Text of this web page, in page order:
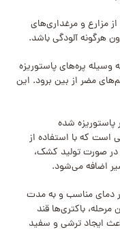
مزارع و مرغداری‌های
هرگونه آلودگی باشد.
وسیله پره‌های پاستوریزه
مضر از بین برود. این
پاستوریزه شده
است که با استفاده از
در صورت تولید کشک،
اضافه می‌شود.
دمای مناسب و به مدت
باکتری‌ها قند
ایجاد ترشی و سفید